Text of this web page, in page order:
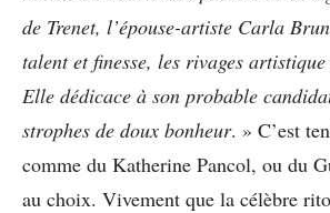
de Trenet, l’épouse-artiste Carla
talent et finesse, les rivages
Elle dédicace à son probable
strophes de doux bonheur. » C’est
comme du Katherine Pancol, ou du
au choix. Vivement que la célèbre